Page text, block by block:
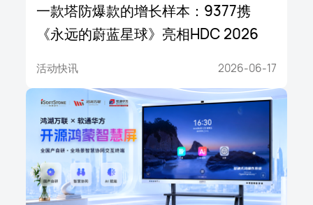
一款塔防爆款的增长样本：9377携
《永远的蔚蓝星球》亮相HDC 2026
活动快讯 2026-06-17